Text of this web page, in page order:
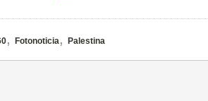
, Fotonoticia, Palestina